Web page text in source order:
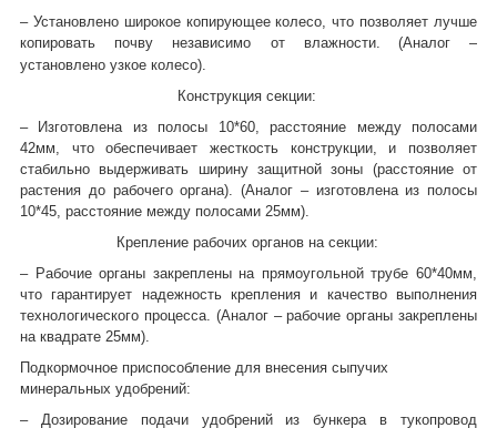
– Установлено широкое копирующее колесо, что позволяет лучше
копировать почву независимо от влажности.
(Аналог –
установлено узкое колесо).
Конструкция секции:
– Изготовлена из полосы 10*60, расстояние между полосами
42мм, что обеспечивает жесткость конструкции, и позволяет
стабильно выдерживать ширину защитной зоны (расстояние от
растения до рабочего органа). (Аналог – изготовлена из полосы
10*45, расстояние между полосами 25мм).
Крепление рабочих органов на секции:
– Рабочие органы закреплены на прямоугольной трубе 60*40мм,
что гарантирует надежность крепления и качество выполнения
технологического процесса. (Аналог – рабочие органы закреплены
на квадрате 25мм).
Подкормочное приспособление для внесения сыпучих
минеральных удобрений:
– Дозирование подачи удобрений из бункера в тукопровод